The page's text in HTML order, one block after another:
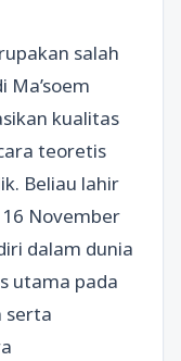
salah
kualitas
teoretis
Beliau lahir
November
dalam dunia
utama pada
serta